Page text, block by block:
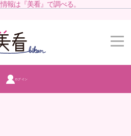
報は『美看』で調べる。
ログイン